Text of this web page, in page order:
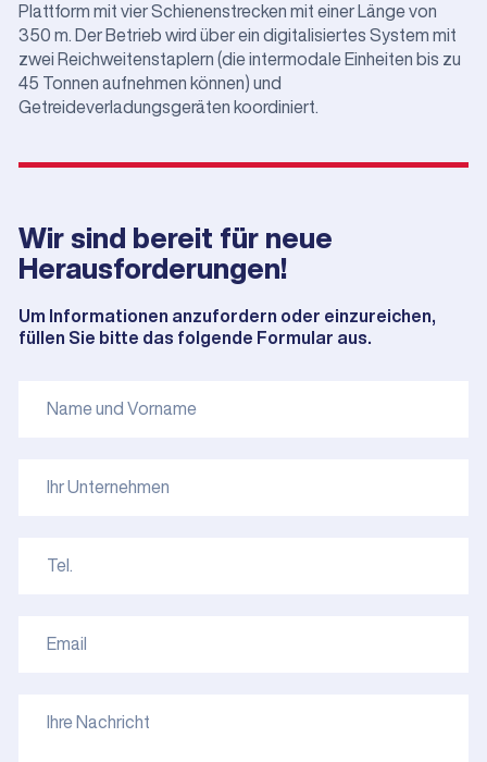
Plattform mit vier Schienenstrecken mit einer Länge von
350 m. Der Betrieb wird über ein digitalisiertes System mit
zwei Reichweitenstaplern (die intermodale Einheiten bis zu
45 Tonnen aufnehmen können) und
Getreideverladungsgeräten koordiniert.
Wir sind bereit für neue
Herausforderungen!
Um Informationen anzufordern oder einzureichen,
füllen Sie bitte das folgende Formular aus.